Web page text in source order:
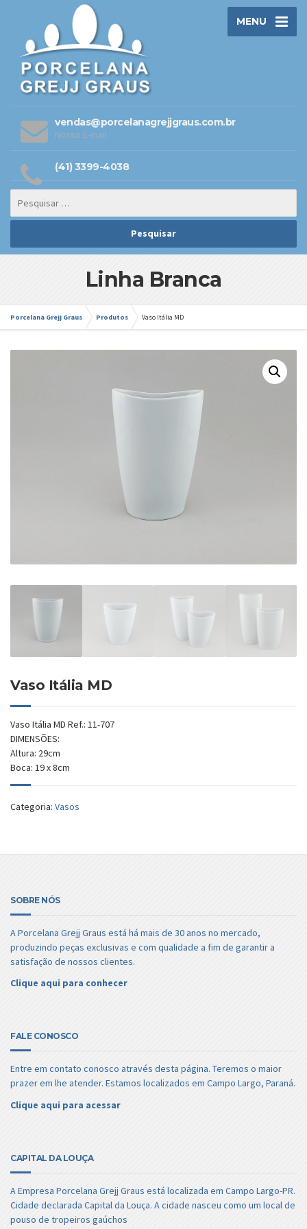
MENU
vendas@porcelanagrejjgraus.com.br
Nosso E-mail
(41) 3399-4038
Linha Branca
Porcelana Grejj Graus Produtos Vaso Itália MD
Vaso Itália MD
Vaso Itália MD Ref.: 11-707
DIMENSÕES:
Altura: 29cm
Boca: 19 x 8cm
Categoria: Vasos
SOBRE NÓS
A Porcelana Grejj Graus está há mais de 30 anos no mercado,
produzindo peças exclusivas e com qualidade a fim de garantir a
satisfação de nossos clientes.
Clique aqui para conhecer
FALE CONOSCO
Entre em contato conosco através desta página. Teremos o maior
prazer em lhe atender. Estamos localizados em Campo Largo, Paraná.
Clique aqui para acessar
CAPITAL DA LOUÇA
A Empresa Porcelana Grejj Graus está localizada em Campo Largo-PR.
Cidade declarada Capital da Louça. A cidade nasceu como um local de
pouso de tropeiros gaúchos